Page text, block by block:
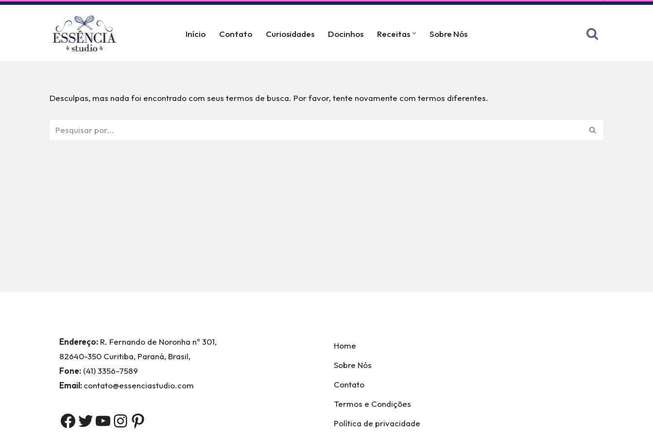
Início Contato Curiosidades Docinhos Receitas Sobre Nós
Desculpas, mas nada foi encontrado com seus termos de busca. Por favor, tente novamente com termos diferentes.
Endereço: R. Fernando de Noronha nº 301,
82640-350 Curitiba, Paraná, Brasil,
Fone: (41) 3356-7589
Email:contato@essenciastudio.com
Home
Sobre Nós
Contato
Termos e Condições
Política de privacidade